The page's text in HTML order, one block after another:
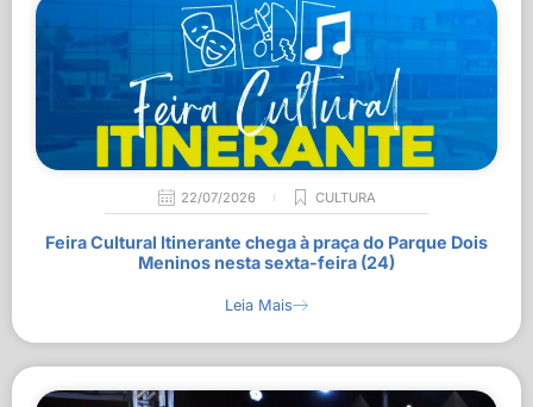
22/07/2026 CULTURA
Feira Cultural Itinerante chega à praça do Parque Dois
Meninos nesta sexta-feira (24)
Leia Mais